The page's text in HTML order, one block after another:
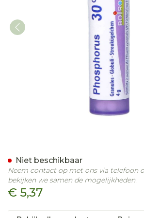
€ 5,37
Niet beschikbaar
Neem contact op met ons via telefoon
bekijken we samen de mogelijkheden.